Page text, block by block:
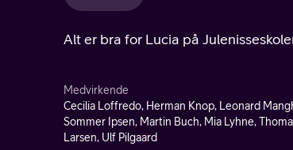
Alt er bra for Lucia på
Medvirkende
Cecilia Loffredo, Herman Knop, Leonard
Sommer Ipsen, Martin Buch, Mia Lyhne,
Larsen, Ulf Pilgaard